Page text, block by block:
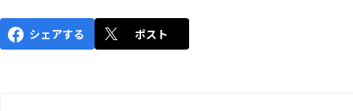
シェアする ポスト